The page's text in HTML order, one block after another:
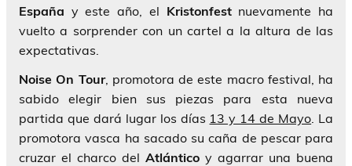
España y este año, el Kristonfestnuevamente ha
vuelto a sorprender con un cartel a la altura de las
expectativas.
Noise On Tour, promotora de este macro festival, ha
sabido elegir bien sus piezas para esta nueva
partida que dará lugar los días 13 y 14 de Mayo . La
promotora vasca ha sacado su caña de pescar para
cruzar el charco del Atlántico y agarrar una buena